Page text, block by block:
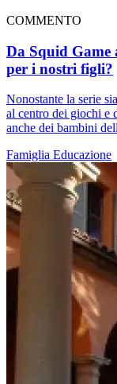
COMMENTO
Da Squid Game
per i nostri figli?
Nonostante la serie
al centro dei giochi e
anche dei bambini
Famiglia Educazione